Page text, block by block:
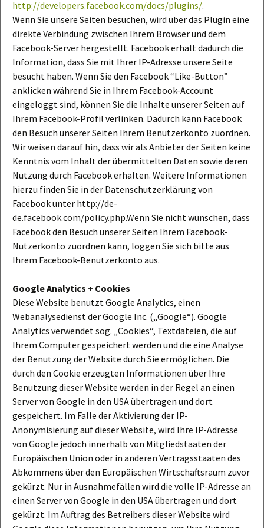
http://developers.facebook.com/docs/plugins/.
Wenn Sie unsere Seiten besuchen, wird über das Plugin eine
direkte Verbindung zwischen Ihrem Browser und dem
Facebook-Server hergestellt. Facebook erhält dadurch die
Information, dass Sie mit Ihrer IP-Adresse unsere Seite
besucht haben. Wenn Sie den Facebook “Like-Button”
anklicken während Sie in Ihrem Facebook-Account
eingeloggt sind, können Sie die Inhalte unserer Seiten auf
Ihrem Facebook-Profil verlinken. Dadurch kann Facebook
den Besuch unserer Seiten Ihrem Benutzerkonto zuordnen.
Wir weisen darauf hin, dass wir als Anbieter der Seiten keine
Kenntnis vom Inhalt der übermittelten Daten sowie deren
Nutzung durch Facebook erhalten. Weitere Informationen
hierzu finden Sie in der Datenschutzerklärung von
Facebook unter http://de-
de.facebook.com/policy.php.Wenn Sie nicht wünschen, dass
Facebook den Besuch unserer Seiten Ihrem Facebook-
Nutzerkonto zuordnen kann, loggen Sie sich bitte aus
Ihrem Facebook-Benutzerkonto aus.
Google Analytics + Cookies
Diese Website benutzt Google Analytics, einen
Webanalysedienst der Google Inc. („Google“). Google
Analytics verwendet sog. „Cookies“, Textdateien, die auf
Ihrem Computer gespeichert werden und die eine Analyse
der Benutzung der Website durch Sie ermöglichen. Die
durch den Cookie erzeugten Informationen über Ihre
Benutzung dieser Website werden in der Regel an einen
Server von Google in den USA übertragen und dort
gespeichert. Im Falle der Aktivierung der IP-
Anonymisierung auf dieser Website, wird Ihre IP-Adresse
von Google jedoch innerhalb von Mitgliedstaaten der
Europäischen Union oder in anderen Vertragsstaaten des
Abkommens über den Europäischen Wirtschaftsraum zuvor
gekürzt. Nur in Ausnahmefällen wird die volle IP-Adresse an
einen Server von Google in den USA übertragen und dort
gekürzt. Im Auftrag des Betreibers dieser Website wird